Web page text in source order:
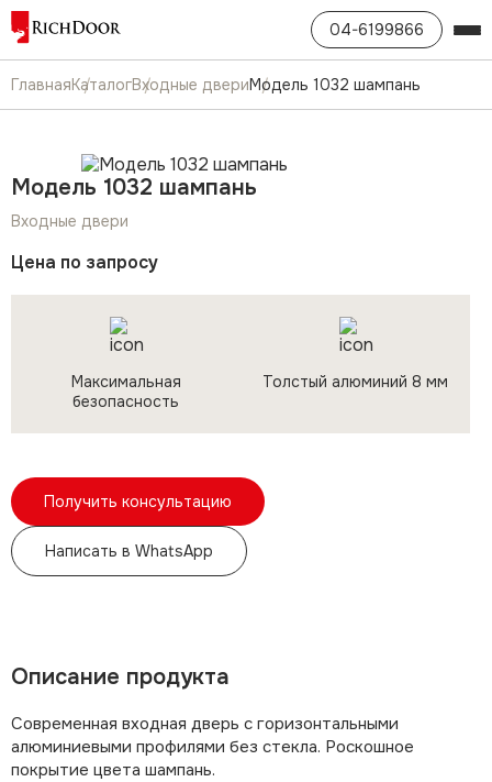
04-6199866
ГлавнаяКаталогВходные двериМодель 1032 шампань
Модель 1032 шампань
Входные двери
Цена по запросу
Максимальная
безопасность
Толстый алюминий 8 мм
Получить консультацию
Написать в WhatsApp
Описание продукта
Современная входная дверь с горизонтальными
алюминиевыми профилями без стекла. Роскошное
покрытие цвета шампань.